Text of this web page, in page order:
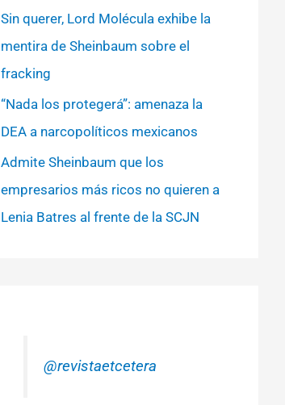
Sin querer, Lord Molécula exhibe la
mentira de Sheinbaum sobre el
fracking
“Nada los protegerá”: amenaza la
DEA a narcopolíticos mexicanos
Admite Sheinbaum que los
empresarios más ricos no quieren a
Lenia Batres al frente de la SCJN
@revistaetcetera